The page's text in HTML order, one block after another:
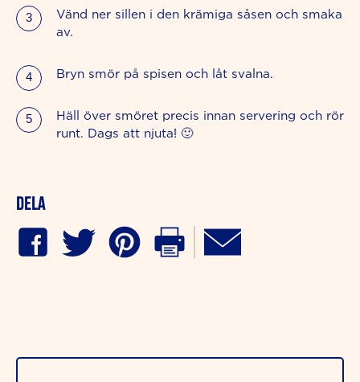
Vänd ner sillen i den krämiga såsen och smaka
av.
Bryn smör på spisen och låt svalna.
Häll över smöret precis innan servering och rör
runt. Dags att njuta! 🙂
Dela